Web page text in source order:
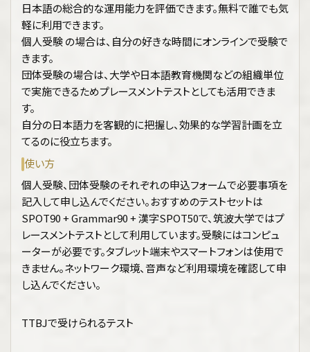
日本語の総合的な運用能力を評価できます。無料で誰でも気
軽に利用できます。
個人受験 の場合は、自分の好きな時間にオンラインで受験で
きます。
団体受験の場合は、大学や日本語教育機関などの組織単位
で実施できるためプレースメントテストとしても活用できま
す。
自分の日本語力を客観的に把握し、効果的な学習計画を立
てるのに役立ちます。
使い方
個人受験、団体受験のそれぞれの申込フォームで必要事項を
記入して申し込んでください。おすすめのテストセットは
SPOT90 + Grammar90 + 漢字SPOT50で、筑波大学ではプ
レースメントテストとして利用しています。受験にはコンピュ
ーターが必要です。タブレット端末やスマートフォンは使用で
きません。ネットワーク環境、音声など利用環境を確認して申
し込んでください。
TTBJで受けられるテスト